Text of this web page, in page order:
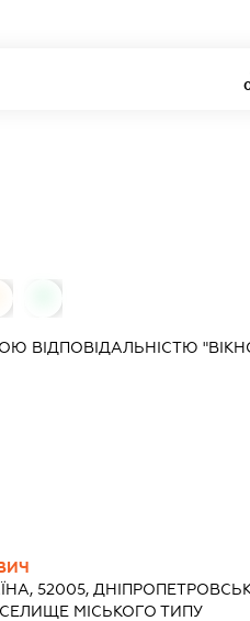
ВІДПОВІДАЛЬНІСТЮ
52005,
МІСЬКОГО ТИПУ